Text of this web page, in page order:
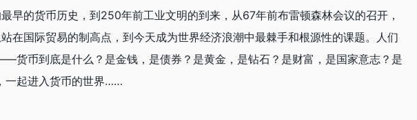
的货币历史，到250年前工业文明的到来，从67年前布雷顿森林会议的召开，
国际贸易的制高点，到今天成为世界经济浪潮中最棘手和根源性的课题。人们
货币到底是什么？是金钱，是债券？是黄金，是钻石？是财富，是国家意志？是
一起进入货币的世界……